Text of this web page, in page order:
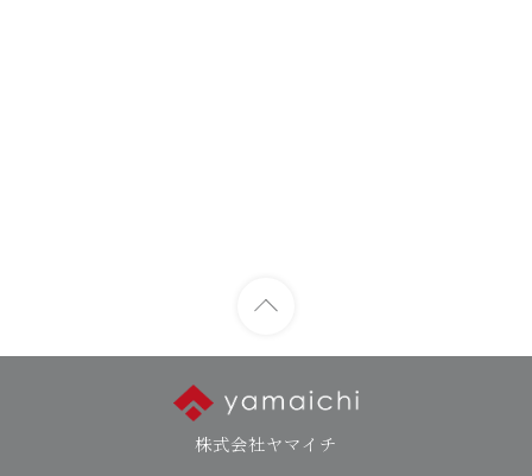
株式会社ヤマイチ